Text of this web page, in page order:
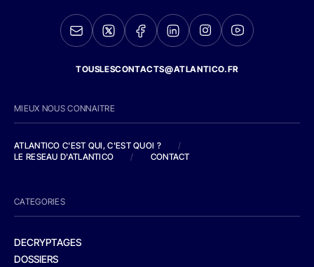
TOUSLESCONTACTS@ATLANTICO.FR
MIEUX NOUS CONNAITRE
ATLANTICO C'EST QUI, C'EST QUOI ?
/
LE RESEAU D'ATLANTICO
/ CONTACT
CATEGORIES
DECRYPTAGES
DOSSIERS